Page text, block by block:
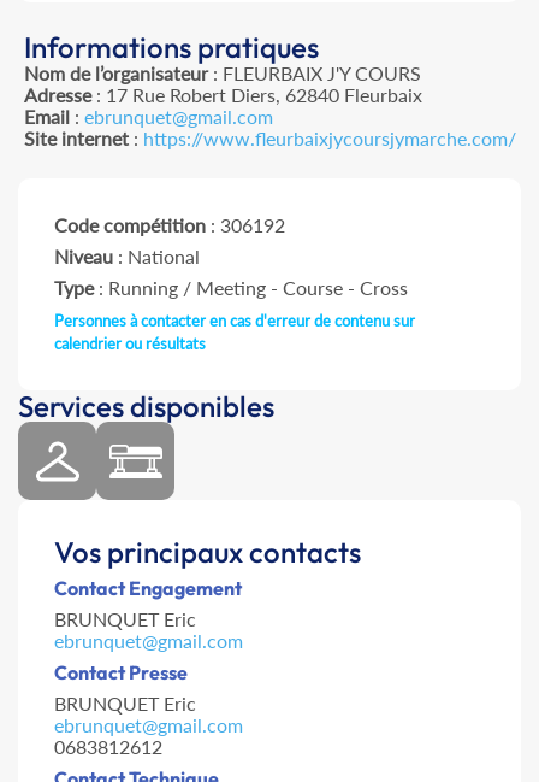
Informations pratiques
Nom de l’organisateur: FLEURBAIX J'Y COURS
Adresse: 17 Rue Robert Diers, 62840 Fleurbaix
Email: ebrunquet@gmail.com
Site internet: https://www.fleurbaixjycoursjymarche.com/
Code compétition : 306192
Niveau : National
Type: Running / Meeting - Course - Cross
Personnes à contacter en cas d'erreur de contenu sur
calendrier ou résultats
Services disponibles
Vos principaux contacts
Contact Engagement
BRUNQUET Eric
ebrunquet@gmail.com
Contact Presse
BRUNQUET Eric
ebrunquet@gmail.com
0683812612